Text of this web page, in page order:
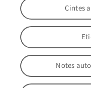
Cintes
Notes